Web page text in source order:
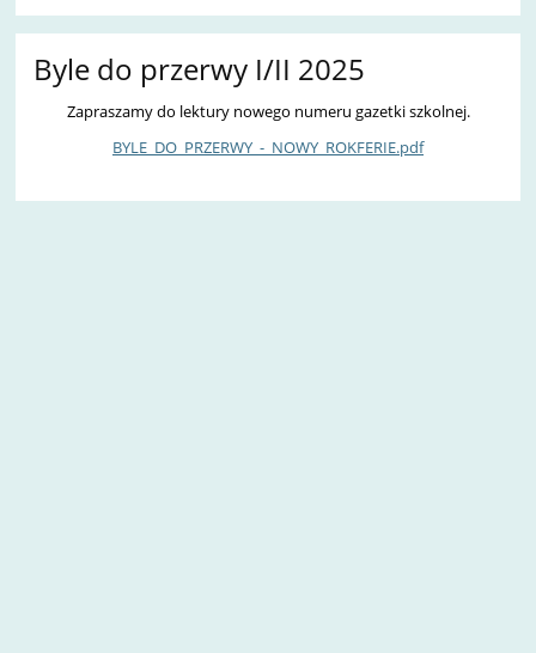
Byle do przerwy I/II 2025
Zapraszamy do lektury nowego numeru gazetki szkolnej.
BYLE_DO_PRZERWY_-_NOWY_ROKFERIE.pdf